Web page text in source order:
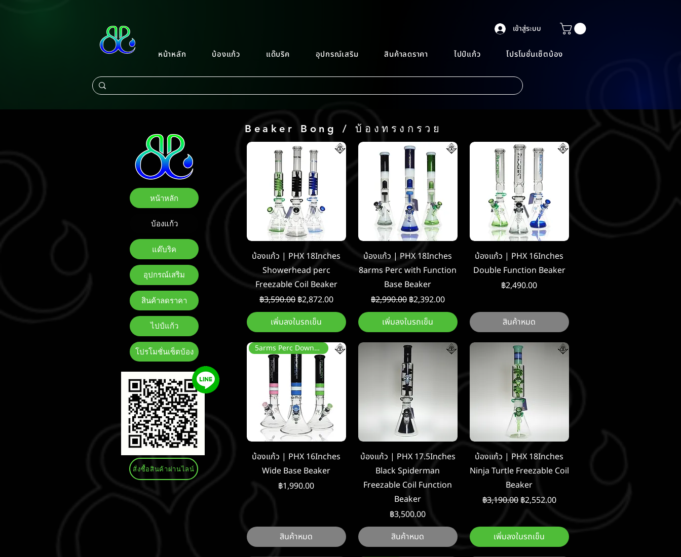
เข้าสู่ระบบ
หน้าหลัก บ้องแก้ว แด๊บริค อุปกรณ์เสริม สินค้าลดราคา ไปป์แก้ว โปรโมชั่นเซ็ตบ้อง
หน้าหลัก
บ้องแก้ว
แด๊บริค
อุปกรณ์เสริม
สินค้าลดราคา
ไปป์แก้ว
โปรโมชั่นเซ็ตบ้อง
สั่งซื้อสินค้าผ่านไลน์
Beaker Bong / บ้องทรงกรวย
ดูข้อมูลด่วน
บ้องแก้ว | PHX 18Inches
Showerhead perc
Freezable Coil Beaker
ราคาปกติ
฿3,590.00 ราคาขายลด
฿2,872.00
เพิ่มลงในรถเข็น
ดูข้อมูลด่วน
บ้องแก้ว | PHX 18Inches
8arms Perc with Function
Base Beaker
ราคาปกติ
฿2,990.00 ราคาขายลด
฿2,392.00
เพิ่มลงในรถเข็น
ดูข้อมูลด่วน
บ้องแก้ว | PHX 16Inches
Double Function Beaker
ราคา
฿2,490.00
สินค้าหมด
ดูข้อมูลด่วน
5arms Perc Downstem
บ้องแก้ว | PHX 16Inches
Wide Base Beaker
ราคา
฿1,990.00
สินค้าหมด
ดูข้อมูลด่วน
บ้องแก้ว | PHX 17.5Inches
Black Spiderman
Freezable Coil Function
Beaker
ราคา
฿3,500.00
สินค้าหมด
ดูข้อมูลด่วน
บ้องแก้ว | PHX 18Inches
Ninja Turtle Freezable Coil
Beaker
ราคาปกติ
฿3,190.00 ราคาขายลด
฿2,552.00
เพิ่มลงในรถเข็น